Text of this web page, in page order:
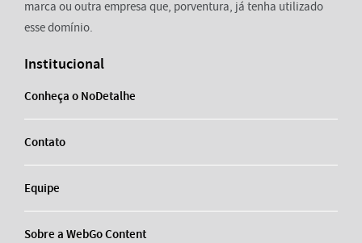
marca ou outra empresa que, porventura, já tenha utilizado
esse domínio.
Institucional
Conheça o NoDetalhe
Contato
Equipe
Sobre a WebGo Content